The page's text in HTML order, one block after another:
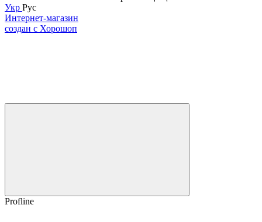
Укр Рус
Интернет-магазин
создан с Хорошоп
Profline